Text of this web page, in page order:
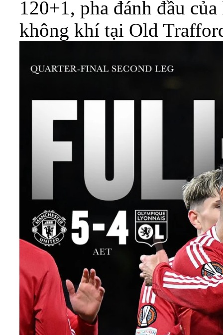
120+1, pha đánh đầu
không khí tại Old